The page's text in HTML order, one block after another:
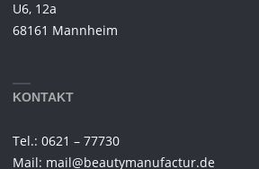
U6, 12a
68161 Mannheim
KONTAKT
Tel.: 0621 – 77730
Mail: mail@beautymanufactur.de